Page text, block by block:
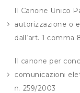
Il Canone Unico
autorizzazione o
dall’art. 1 comma
Il canone per
comunicazioni
n. 259/2003